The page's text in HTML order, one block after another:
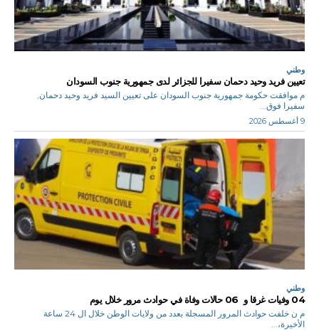
وطني
تعيين فريد وحيد دحمان سفيرا للجزائر لدى جمهورية جنوب السودان
م موافقت حكومة جمهورية جنوب السودان على تعيين السيد فريد وحيد دحمان,
سفيرا فوق...
9 أغسطس 2026
وطني
04 وفيات غرقا و 06 حالات وفاة في حوادث مرور خلال يوم
م ن خلفت حوادث المرور المسجلة بعدد من ولايات الوطن خلال ال 24 ساعة
الأخيرة،...